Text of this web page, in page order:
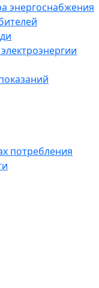
энергоснабжения
потребления